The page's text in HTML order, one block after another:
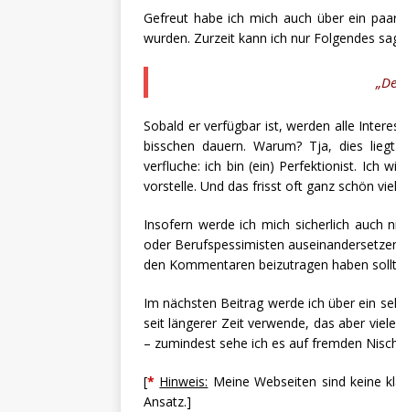
Gefreut habe ich mich auch über ein
wurden. Zurzeit kann ich nur Folgendes
Sobald er verfügbar ist, werden alle
bisschen dauern. Warum? Tja, dies
verfluche: ich bin (ein) Perfektionist. Ich
vorstelle. Und das frisst oft ganz schön
Insofern werde ich mich sicherlich auch
oder Berufspessimisten
den Kommentaren beizutragen haben
Im nächsten Beitrag werde ich über ein
seit längerer Zeit verwende, das aber
– zumindest sehe ich es auf fremden
[* Hinweis: Meine Webseiten sind keine
Ansatz.]